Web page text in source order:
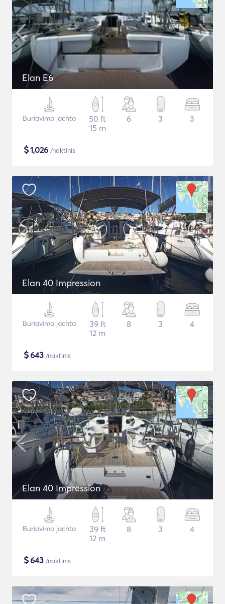
Elan E6
Buriavimo jachta
50 ft
15 m
6 3 3
$1,026 /naktinis
Elan 40 Impression
Buriavimo jachta
39 ft
12 m
8 3 4
$643 /naktinis
Elan 40 Impression
Buriavimo jachta
39 ft
12 m
8 3 4
$643 /naktinis